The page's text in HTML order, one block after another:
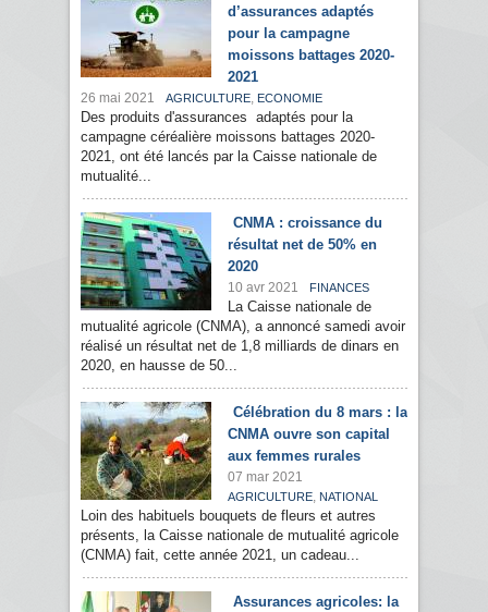
d’assurances adaptés
pour la campagne
moissons battages 2020-
2021
26 mai 2021 AGRICULTURE, ECONOMIE
Des produits d'assurances adaptés pour la
campagne céréalière moissons battages 2020-
2021, ont été lancés par la Caisse nationale de
mutualité...
CNMA : croissance du
résultat net de 50% en
2020
10 avr 2021 FINANCES
La Caisse nationale de
mutualité agricole (CNMA), a annoncé samedi avoir
réalisé un résultat net de 1,8 milliards de dinars en
2020, en hausse de 50...
Célébration du 8 mars : la
CNMA ouvre son capital
aux femmes rurales
07 mar 2021
AGRICULTURE, NATIONAL
Loin des habituels bouquets de fleurs et autres
présents, la Caisse nationale de mutualité agricole
(CNMA) fait, cette année 2021, un cadeau...
Assurances agricoles: la